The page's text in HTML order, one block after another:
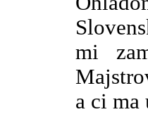
mi
a ci ma